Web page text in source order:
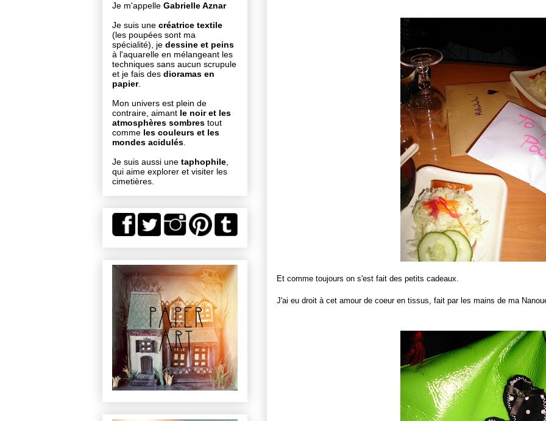
Et comme toujours on s'est fait des petits cadeaux.
J'ai eu droit à cet amour de coeur en tissus, fait par les mains de ma
Je m'appelle Gabrielle Aznar
Je suis une créatrice textile
(les poupées sont ma
spécialité), je dessine et peins
à l'aquarelle en mélangeant les
techniques sans aucun scrupule
et je fais des dioramas en
papier.
Mon univers est plein de
contraire, aimant le noir et les
atmosphères sombres tout
comme les couleurs et les
mondes acidulés
Je suis aussi une taphophile
qui aime explorer et visiter les
cimetières.